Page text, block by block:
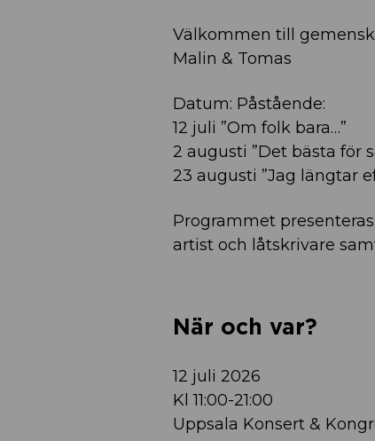
Välkommen till
Malin & Tomas
Datum: Påstående:
12 juli ”Om folk bara…”
2 augusti ”Det bästa för
23 augusti ”Jag längtar
Programmet
artist och låtskrivare
När och var?
12 juli 2026
Kl 11:00-21:00
Uppsala Konsert &